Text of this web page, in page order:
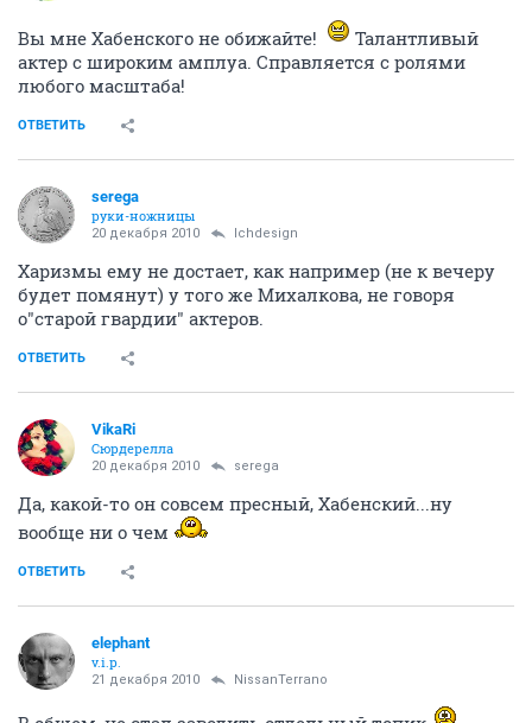
Вы мне Хабенского не обижайте!
Талантливый
актер с широким амплуа. Справляется с ролями
любого масштаба!
ОТВЕТИТЬ
serega
руки-ножницы
20 декабря 2010 lchdesign
Харизмы ему не достает, как например (не к вечеру
будет помянут) у того же Михалкова, не говоря
о"старой гвардии" актеров.
ОТВЕТИТЬ
VikaRi
Сюрдерелла
20 декабря 2010 serega
Да, какой-то он совсем пресный, Хабенский...ну
вообще ни о чем
ОТВЕТИТЬ
elephant
v.i.p.
21 декабря 2010 NissanTerrano